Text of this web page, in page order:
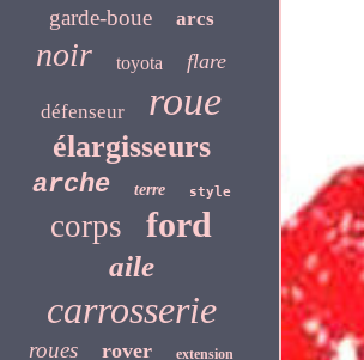
garde-boue arcs
noir toyota flare
défenseur roue
élargisseurs
arche terre style
corps ford
aile
carrosserie
roues rover extension